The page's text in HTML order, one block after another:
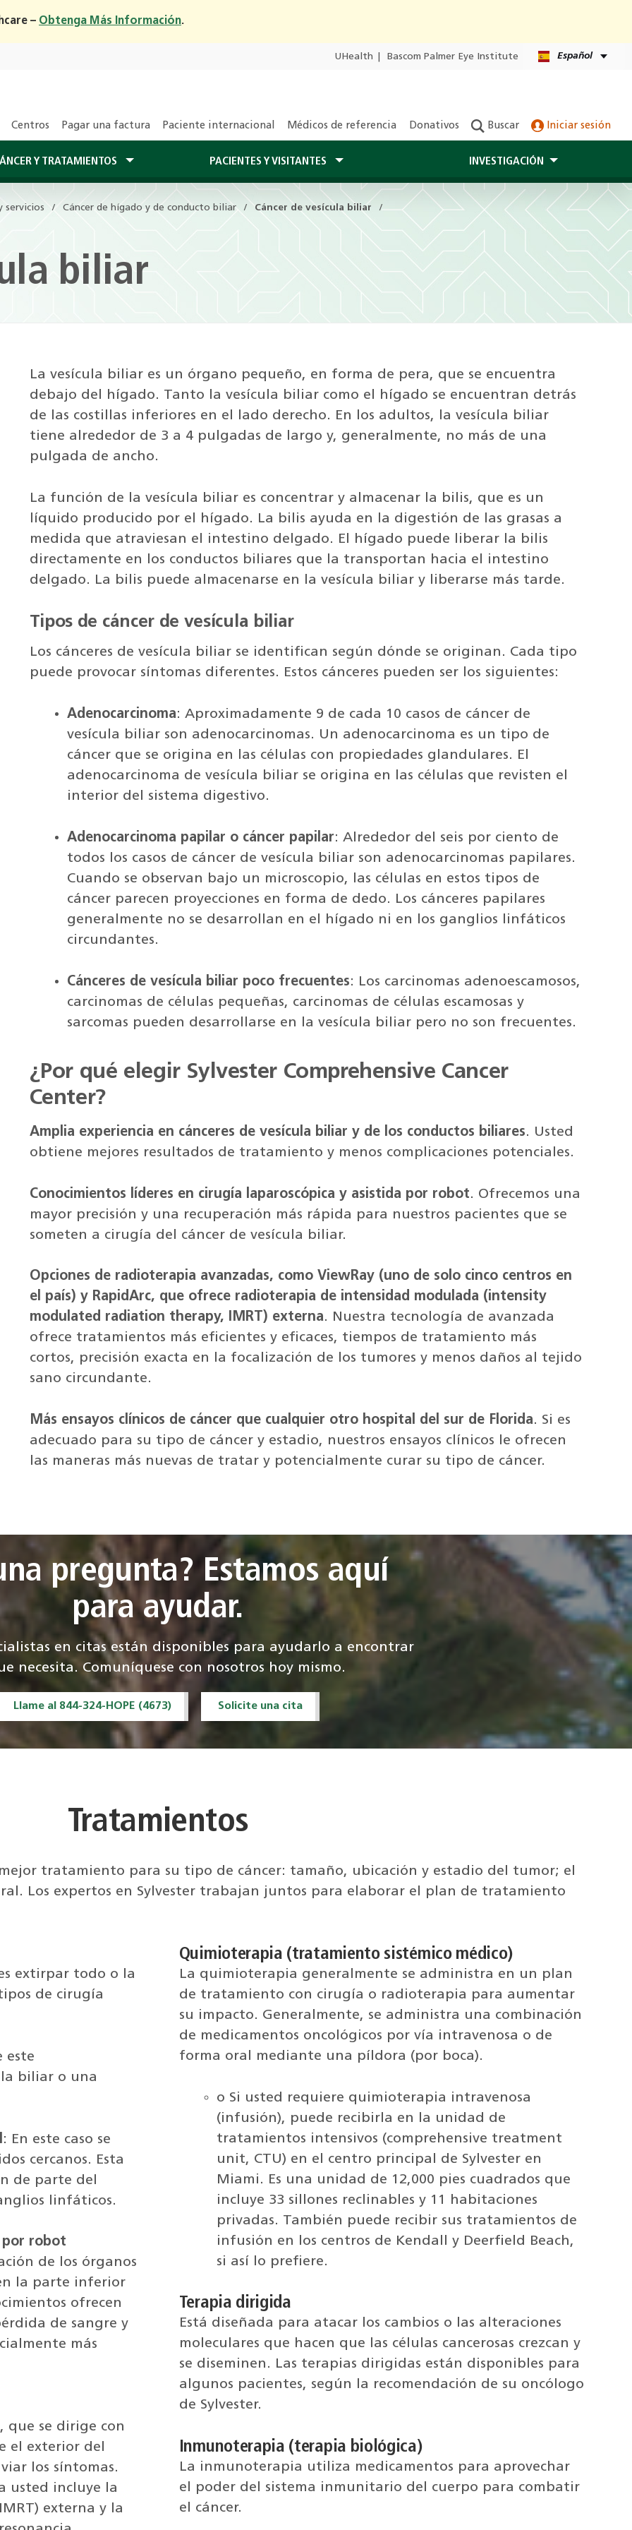
– Obtenga Más Información.
UHealth Bascom Palmer Eye Institute Español
Centros Pagar una factura Paciente internacional Médicos de referencia Donativos Buscar Iniciar sesión
Y TRATAMIENTOS PACIENTES Y VISITANTES INVESTIGACIÓN
servicios Cáncer de hígado y de conducto biliar Cáncer de vesícula biliar
biliar
La vesícula biliar es un órgano pequeño, en forma de pera, que se encuentra
debajo del hígado. Tanto la vesícula biliar como el hígado se encuentran detrás
de las costillas inferiores en el lado derecho. En los adultos, la vesícula biliar
tiene alrededor de 3 a 4 pulgadas de largo y, generalmente, no más de una
pulgada de ancho.
La función de la vesícula biliar es concentrar y almacenar la bilis, que es un
líquido producido por el hígado. La bilis ayuda en la digestión de las grasas a
medida que atraviesan el intestino delgado. El hígado puede liberar la bilis
directamente en los conductos biliares que la transportan hacia el intestino
delgado. La bilis puede almacenarse en la vesícula biliar y liberarse más tarde.
Tipos de cáncer de vesícula biliar
Los cánceres de vesícula biliar se identifican según dónde se originan. Cada tipo
puede provocar síntomas diferentes. Estos cánceres pueden ser los siguientes:
Adenocarcinoma: Aproximadamente 9 de cada 10 casos de cáncer de
vesícula biliar son adenocarcinomas. Un adenocarcinoma es un tipo de
cáncer que se origina en las células con propiedades glandulares. El
adenocarcinoma de vesícula biliar se origina en las células que revisten el
interior del sistema digestivo.
Adenocarcinoma papilar o cáncer papilar: Alrededor del seis por ciento de
todos los casos de cáncer de vesícula biliar son adenocarcinomas papilares.
Cuando se observan bajo un microscopio, las células en estos tipos de
cáncer parecen proyecciones en forma de dedo. Los cánceres papilares
generalmente no se desarrollan en el hígado ni en los ganglios linfáticos
circundantes.
Cánceres de vesícula biliar poco frecuentes: Los carcinomas adenoescamosos,
carcinomas de células pequeñas, carcinomas de células escamosas y
sarcomas pueden desarrollarse en la vesícula biliar pero no son frecuentes.
¿Por qué elegir Sylvester Comprehensive Cancer
Center?
Amplia experiencia en cánceres de vesícula biliar y de los conductos biliares. Usted
obtiene mejores resultados de tratamiento y menos complicaciones potenciales.
Conocimientos líderes en cirugía laparoscópica y asistida por robot. Ofrecemos una
mayor precisión y una recuperación más rápida para nuestros pacientes que se
someten a cirugía del cáncer de vesícula biliar.
Opciones de radioterapia avanzadas, como ViewRay (uno de solo cinco centros en
el país) y RapidArc, que ofrece radioterapia de intensidad modulada (intensity
modulated radiation therapy, IMRT) externa. Nuestra tecnología de avanzada
ofrece tratamientos más eficientes y eficaces, tiempos de tratamiento más
cortos, precisión exacta en la focalización de los tumores y menos daños al tejido
sano circundante.
Más ensayos clínicos de cáncer que cualquier otro hospital del sur de Florida. Si es
adecuado para su tipo de cáncer y estadio, nuestros ensayos clínicos le ofrecen
las maneras más nuevas de tratar y potencialmente curar su tipo de cáncer.
pregunta? Estamos aquí
para ayudar.
en citas están disponibles para ayudarlo a encontrar
necesita. Comuníquese con nosotros hoy mismo.
Llame al 844-324-HOPE (4673) Solicite una cita
Tratamientos
tratamiento para su tipo de cáncer: tamaño, ubicación y estadio del tumor; el
Los expertos en Sylvester trabajan juntos para elaborar el plan de tratamiento
extirpar todo o la
de cirugía
este
biliar o una
: En este caso se
cercanos. Esta
de parte del
linfáticos.
por robot
de los órganos
la parte inferior
ofrecen
de sangre y
más
que se dirige con
el exterior del
los síntomas.
usted incluye la
externa y la
Quimioterapia (tratamiento sistémico médico)
La quimioterapia generalmente se administra en un plan
de tratamiento con cirugía o radioterapia para aumentar
su impacto. Generalmente, se administra una combinación
de medicamentos oncológicos por vía intravenosa o de
forma oral mediante una píldora (por boca).
o Si usted requiere quimioterapia intravenosa
(infusión), puede recibirla en la unidad de
tratamientos intensivos (comprehensive treatment
unit, CTU) en el centro principal de Sylvester en
Miami. Es una unidad de 12,000 pies cuadrados que
incluye 33 sillones reclinables y 11 habitaciones
privadas. También puede recibir sus tratamientos de
infusión en los centros de Kendall y Deerfield Beach,
si así lo prefiere.
Terapia dirigida
Está diseñada para atacar los cambios o las alteraciones
moleculares que hacen que las células cancerosas crezcan y
se diseminen. Las terapias dirigidas están disponibles para
algunos pacientes, según la recomendación de su oncólogo
de Sylvester.
Inmunoterapia (terapia biológica)
La inmunoterapia utiliza medicamentos para aprovechar
el poder del sistema inmunitario del cuerpo para combatir
el cáncer.